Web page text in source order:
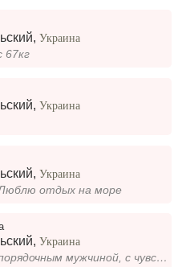
,Украина
67кг
,Украина
,Украина
отдых на море
,Украина
Познакомлюсь с порядочным мужчиной, с чувством юмора, любящих детей.